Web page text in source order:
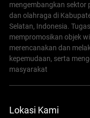
mengembangkan sektor
dan olahraga di
Selatan, Indonesia.
mempromosikan objek
merencanakan dan
kepemudaan, serta
masyarakat
Lokasi Kami